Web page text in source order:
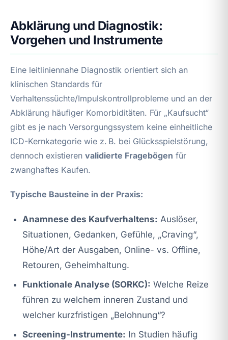
Abklärung und Diagnostik:
Vorgehen und Instrumente
Eine leitliniennahe Diagnostik orientiert sich an
klinischen Standards für
Verhaltenssüchte/Impulskontrollprobleme und an der
Abklärung häufiger Komorbiditäten. Für „Kaufsucht“
gibt es je nach Versorgungssystem keine einheitliche
ICD-Kernkategorie wie z. B. bei Glücksspielstörung,
dennoch existieren validierte Fragebögen für
zwanghaftes Kaufen.
Typische Bausteine in der Praxis:
Anamnese des Kaufverhaltens: Auslöser,
Situationen, Gedanken, Gefühle, „Craving“,
Höhe/Art der Ausgaben, Online- vs. Offline,
Retouren, Geheimhaltung.
Funktionale Analyse (SORKC): Welche Reize
führen zu welchem inneren Zustand und
welcher kurzfristigen „Belohnung“?
Screening-Instrumente: In Studien häufig